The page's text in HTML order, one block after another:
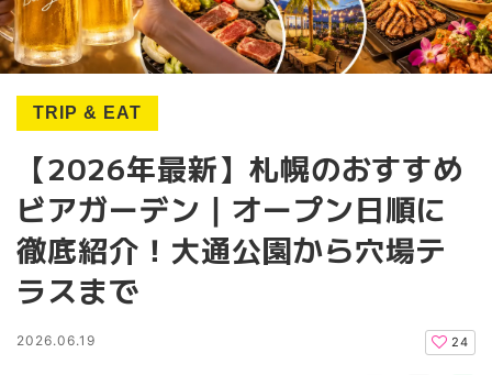
TRIP & EAT
【2026年最新】札幌のおすすめ
ビアガーデン｜オープン日順に
徹底紹介！大通公園から穴場テ
ラスまで
2026.06.19 24